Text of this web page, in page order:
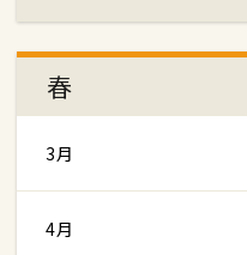
春
3月
4月